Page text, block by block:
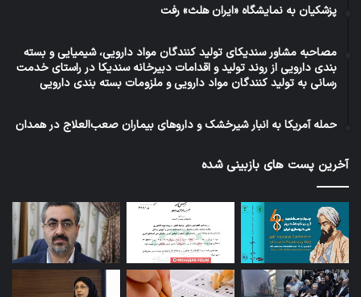
پزشکیان به نمایشگاه «ایران هلث» رفت
مصاحبه مشاور سندیکای تولید کنندگان مواد دارویی، شیمیایی و بسته
بندی دارویی از روند تولید و اقدامات دبیرخانه سندیکا در راستای خدمت
رسانی به تولید کنندگان مواد دارویی و ملزومات بسته بندی دارویی
حمله آمریکا به انبار شیرخشک و داروهای بیماران صعب‌العلاج در همدان
آخرین پست های بازبینی شده